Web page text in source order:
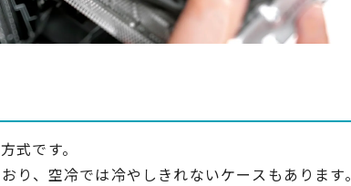
式です。
、空冷では冷やしきれないケースもあります。